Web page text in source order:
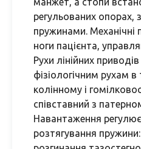
регульованих опорах,
пружинами. Механічні
ноги пацієнта,
Рухи лінійних
фізіологічним рухам
колінному і
співставний з
Навантаження
розтягування